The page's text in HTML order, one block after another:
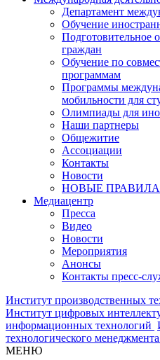
Департамент
Обучение
Подготовительное
граждан
Обучение по
программам
Программы
мобильности для
Олимпиады для
Наши партнеры
Общежитие
Ассоциации
Контакты
Новости
НОВЫЕ ПРАВИЛА
Медиацентр
Пресса
Видео
Новости
Мероприятия
Анонсы
Контакты пресс-
Институт производственных
Институт цифровых
информационных технологий
технологического менеджмента
МЕНЮ